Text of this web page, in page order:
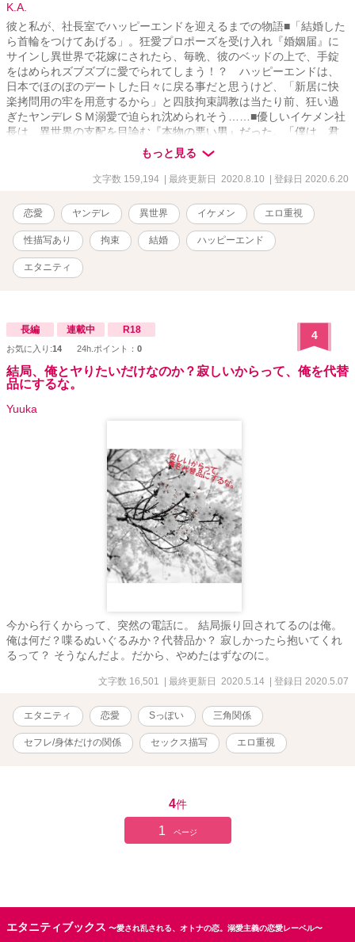
K.A.
彼と私が、社長室でハッピーエンドを迎えるまでの物語■「結婚した
ら首輪をつけてあげる」。狂愛プロポーズを受け入れ『婚姻届』に
サインし異世界で花嫁にされたら、毎晩、彼のベッドの上で、手錠
をはめられズブズブに愛でられてしまう！？ ハッピーエンドは、
日本でほのぼのデートした日々に戻る事だと思うけど、「新居に快
楽拷問用の牢を用意するから」と四肢拘束調教は当たり前、狂い過
ぎたヤンデレＳＭ溺愛で迫られ沈められそう……■優しいイケメン社
長は、異世界の支配を目論む『本物の悪い男』だった。「僕は、君
の心と体がほしい」。冴えないＯＬの私がイケメン社長とキスした
ら異世界へと送られパイロットに。戦闘で捕虜になり、目をさます
とそこには科学者にして敵のエース・パイロットにして、悪の総帥
私の口の中に、彼の舌が入り込み……■■「僕の妻になる為にすべて
忘れて」と言われながら洗脳装置に縛られたり、敵イケメンから、
実験台や生贄として扱われてみたい人向け■■■日本でのデートを振り
返る形でストーリーが進行します■【→→日本でのデート短編集】[
https://ncode.syosetu.com/n0062gi/ ]「僕のスプーンでパフェを食べ
てもらおう。ふふ。これはお願いではない、（業務）命令だっ！」
もっと見る
文字数 159,194 | 最終更新日 2020.8.10 | 登録日 2020.6.20
恋愛 ヤンデレ 異世界 イケメン エロ重視
性描写あり 拘束 結婚 ハッピーエンド
エタニティ
長編 連載中 R18
お気に入り:14 24h.ポイント： 0
4
結局、俺とヤりたいだけなのか？寂しいからって、俺を代替
品にするな。
Yuuka
今から行くからって、突然の電話に。 結局振り回されてるのは俺。
俺は何だ？喋るぬいぐるみか？代替品か？ 寂しかったら抱いてくれ
るって？ そうなんだよ。だから、やめたはずなのに。
文字数 16,501 | 最終更新日 2020.5.14 | 登録日 2020.5.07
エタニティ 恋愛 Sっぽい 三角関係
セフレ/身体だけの関係 セックス描写 エロ重視
4件
1 ページ
エタニティブックス 〜愛され乱される、オトナの恋。溺愛主義の恋愛レーベル〜